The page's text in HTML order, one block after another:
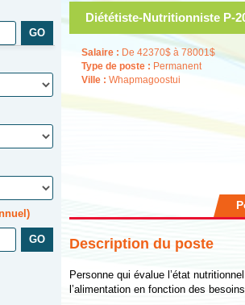
Diététiste-Nutritionniste P-
Salaire : De 42370$ à 78001$
Type de poste : Permanent
Ville : Whapmagoostui
Description du poste
Personne qui évalue l’état
l’alimentation en fonction des